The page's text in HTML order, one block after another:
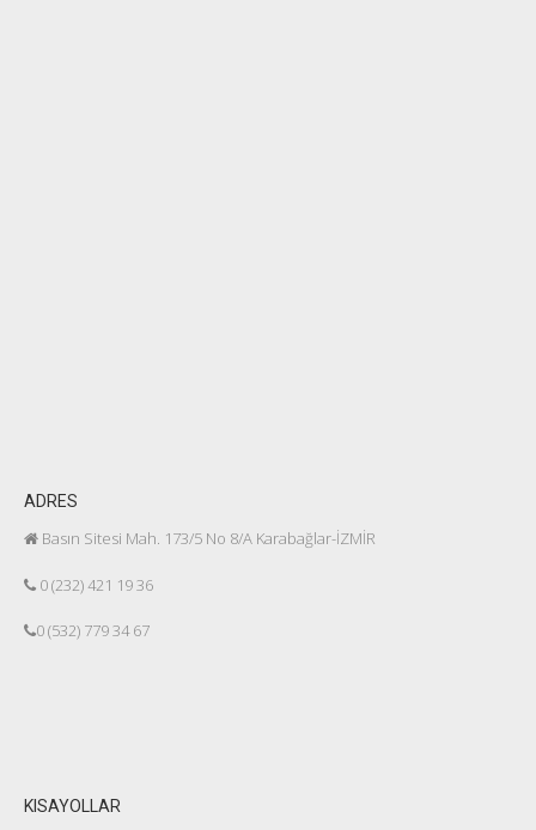
ADRES
Basın Sitesi Mah. 173/5 No 8/A Karabağlar-İZMİR
0 (232) 421 19 36
0 (532) 779 34 67
KISAYOLLAR